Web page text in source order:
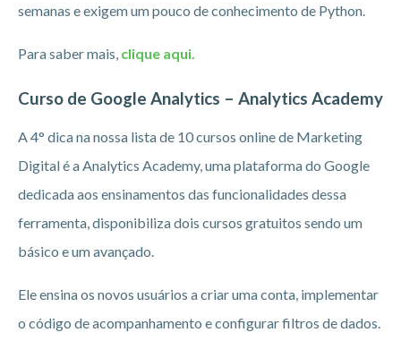
semanas e exigem um pouco de conhecimento de Python.
Para saber mais, clique aqui.
Curso de Google Analytics – Analytics Academy
A 4° dica na nossa lista de 10 cursos online de Marketing
Digital é a Analytics Academy, uma plataforma do Google
dedicada aos ensinamentos das funcionalidades dessa
ferramenta, disponibiliza dois cursos gratuitos sendo um
básico e um avançado.
Ele ensina os novos usuários a criar uma conta, implementar
o código de acompanhamento e configurar filtros de dados.